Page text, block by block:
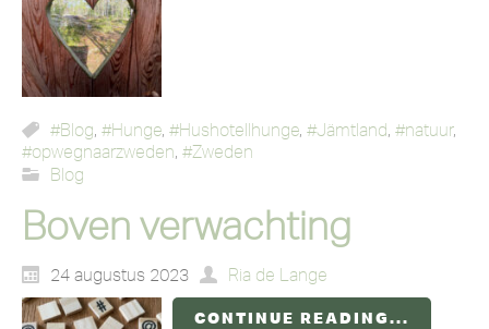
#Blog, #Hunge, #Hushotellhunge, #Jämtland, #natuur,
#opwegnaarzweden, #Zweden
Blog
Boven verwachting
24 augustus 2023 Ria de Lange
CONTINUE READING...